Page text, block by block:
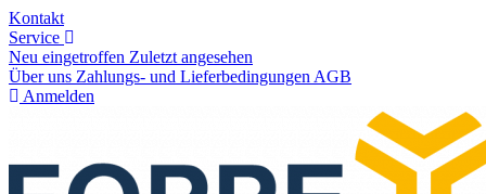
Kontakt
Service
Neu eingetroffen Zuletzt angesehen
Über uns Zahlungs- und Lieferbedingungen AGB
Anmelden